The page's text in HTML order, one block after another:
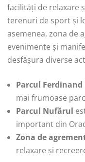
facilități de relaxare
terenuri de sport și
asemenea, zona de
evenimente și
desfășura diverse
Parcul Ferdinand
mai frumoase
Parcul Nufărul
important din
Zona de
relaxare și